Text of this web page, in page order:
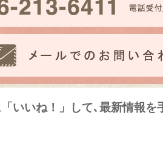
いいね！」して､最新情報を